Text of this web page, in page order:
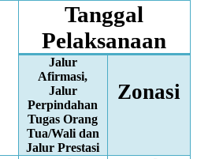
Tanggal
Pelaksanaan
Jalur
Afirmasi,
Jalur
Perpindahan
Tugas Orang
Tua/Wali dan
Jalur Prestasi
Zonasi